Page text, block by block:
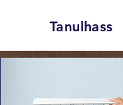
Tanulhass